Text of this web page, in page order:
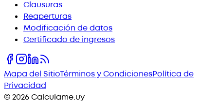
Clausuras
Reaperturas
Modificación de datos
Certificado de ingresos
Mapa del SitioTérminos y CondicionesPolítica de
Privacidad
©2026Calculame.uy